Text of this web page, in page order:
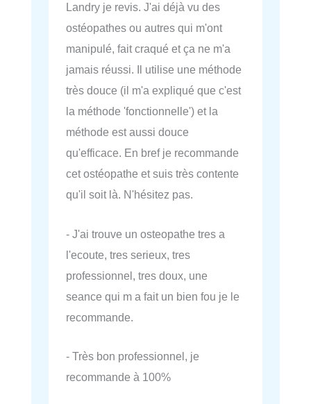
Landry je revis. J'ai déjà vu des
ostéopathes ou autres qui m'ont
manipulé, fait craqué et ça ne m'a
jamais réussi. Il utilise une méthode
très douce (il m'a expliqué que c'est
la méthode 'fonctionnelle') et la
méthode est aussi douce
qu'efficace. En bref je recommande
cet ostéopathe et suis très contente
qu'il soit là. N'hésitez pas.
- J'ai trouve un osteopathe tres a
l'ecoute, tres serieux, tres
professionnel, tres doux, une
seance qui m a fait un bien fou je le
recommande.
- Très bon professionnel, je
recommande à 100%